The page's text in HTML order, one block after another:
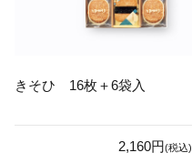
きそひ 16枚＋6袋入
2,160円(税込)